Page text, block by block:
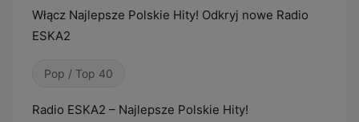
Włącz Najlepsze Polskie Hity! Odkryj nowe Radio
ESKA2
Pop / Top 40
Radio ESKA2 – Najlepsze Polskie Hity!